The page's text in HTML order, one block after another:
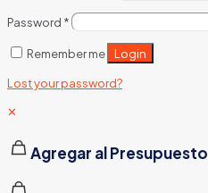
Password *
Remember me Login
Lost your password?
✕
Agregar al Presupuesto